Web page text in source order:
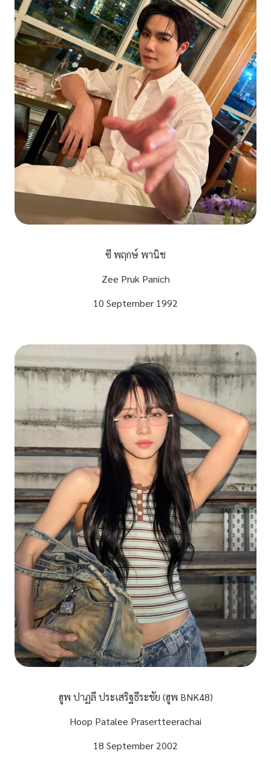
ซี พฤกษ์ พานิช
Zee Pruk Panich
10 September 1992
ฮูพ ปาฏลี ประเสริฐธีระชัย (ฮูพ BNK48)
Hoop Patalee Prasertteerachai
18 September 2002